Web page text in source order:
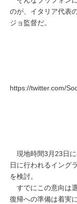
のが、イタリア代表
ジョ監督だ。
https://twitter.com/
現地時間3月23日に
日に行われるイング
を検討。
すでにこの意向は
復帰への準備は着実